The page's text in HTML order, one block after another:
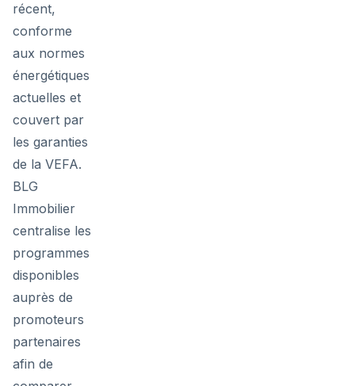
récent,
conforme
aux normes
énergétiques
actuelles et
couvert par
les garanties
de la VEFA.
BLG
Immobilier
centralise les
programmes
disponibles
auprès de
promoteurs
partenaires
afin de